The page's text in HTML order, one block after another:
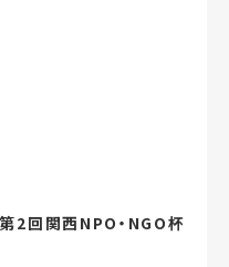
2回関西NPO・NGO杯